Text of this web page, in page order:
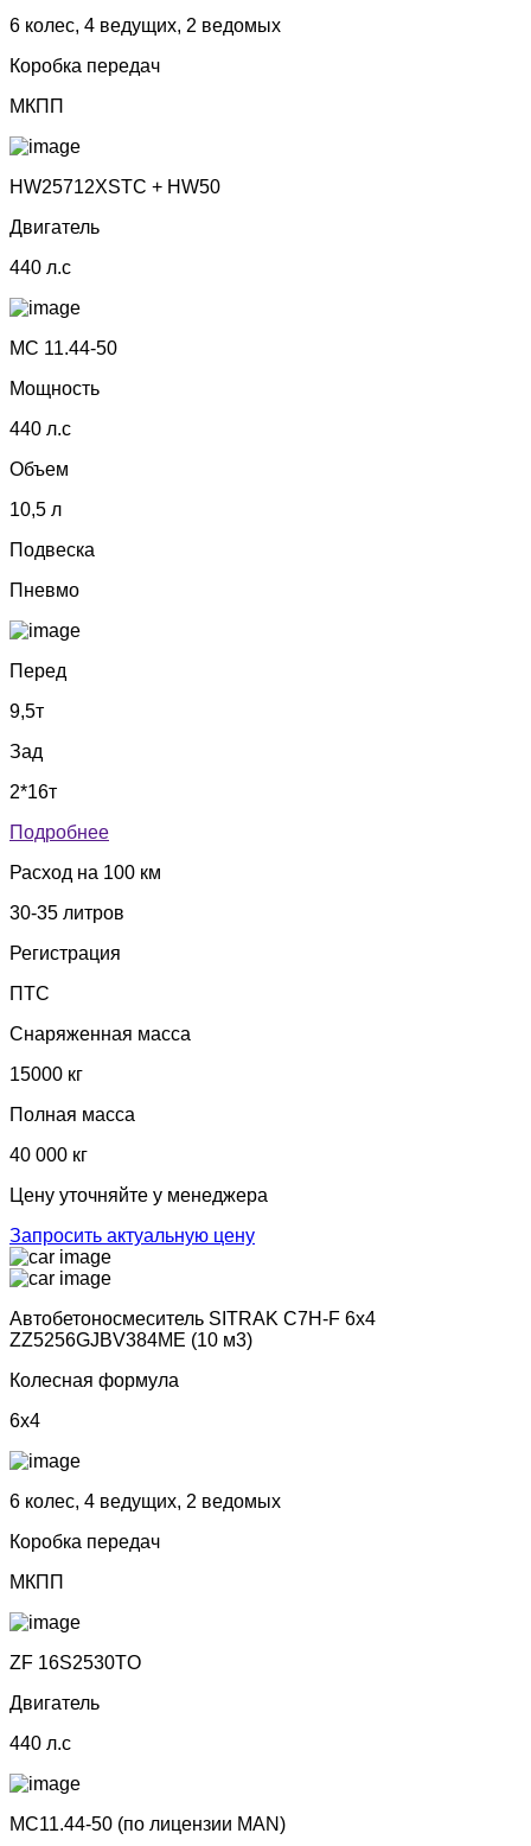
6 колес, 4 ведущих, 2 ведомых
Коробка передач
МКПП
HW25712XSTC + HW50
Двигатель
440 л.с
МС 11.44-50
Мощность
440 л.с
Объем
10,5 л
Подвеска
Пневмо
Перед
9,5т
Зад
2*16т
Подробнее
Расход на 100 км
30-35 литров
Регистрация
ПТС
Снаряженная масса
15000 кг
Полная масса
40 000 кг
Цену уточняйте у менеджера
Запросить актуальную цену
Автобетоносмеситель SITRAK C7H-F 6х4
ZZ5256GJBV384ME (10 м3)
Колесная формула
6x4
6 колес, 4 ведущих, 2 ведомых
Коробка передач
МКПП
ZF 16S2530TO
Двигатель
440 л.с
MC11.44-50 (по лицензии МАN)